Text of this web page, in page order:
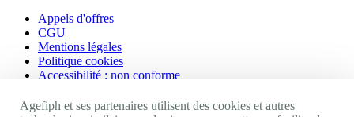
Appels d'offres
CGU
Mentions légales
Politique cookies
Accessibilité : non conforme
Nos autres sites
Agefiph et ses partenaires utilisent des cookies et autres